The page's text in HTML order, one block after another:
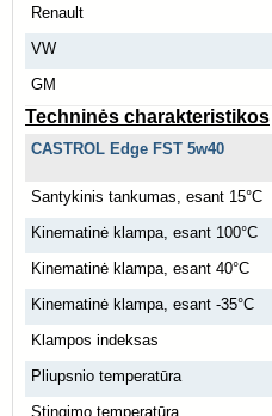
Renault
VW
GM
Techninės charakteristikos
CASTROL Edge FST 5w40
Santykinis tankumas, esant 15°C
Kinematinė klampa, esant 100°C
Kinematinė klampa, esant 40°C
Kinematinė klampa, esant -35°C
Klampos indeksas
Pliupsnio temperatūra
Stingimo temperatūra